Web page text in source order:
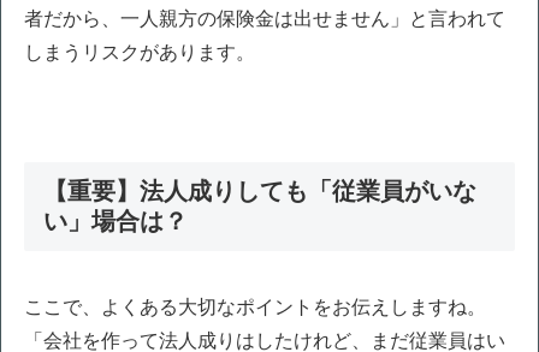
者だから、一人親方の保険金は出せません」と言われて
しまうリスクがあります。
【重要】法人成りしても「従業員がいな
い」場合は？
ここで、よくある大切なポイントをお伝えしますね。
「会社を作って法人成りはしたけれど、まだ従業員はい